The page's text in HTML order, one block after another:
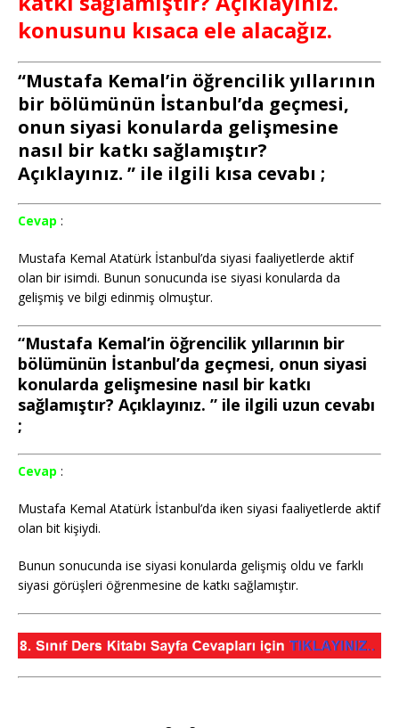
konusunu kısaca ele alacağız.
“Mustafa Kemal’in öğrencilik yıllarının
bir bölümünün İstanbul’da geçmesi,
onun siyasi konularda gelişmesine
nasıl bir katkı sağlamıştır?
Açıklayınız. ” ile ilgili kısa cevabı ;
Cevap :
Mustafa Kemal Atatürk İstanbul’da siyasi faaliyetlerde aktif
olan bir isimdi. Bunun sonucunda ise siyasi konularda da
gelişmiş ve bilgi edinmiş olmuştur.
“Mustafa Kemal’in öğrencilik yıllarının bir
bölümünün İstanbul’da geçmesi, onun siyasi
konularda gelişmesine nasıl bir katkı
sağlamıştır? Açıklayınız. ” ile ilgili uzun cevabı
;
Cevap :
Mustafa Kemal Atatürk İstanbul’da iken siyasi faaliyetlerde aktif
olan bit kişiydi.
Bunun sonucunda ise siyasi konularda gelişmiş oldu ve farklı
siyasi görüşleri öğrenmesine de katkı sağlamıştır.